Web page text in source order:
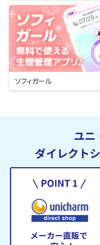
ソフィガール
ユニ
ダイレクト